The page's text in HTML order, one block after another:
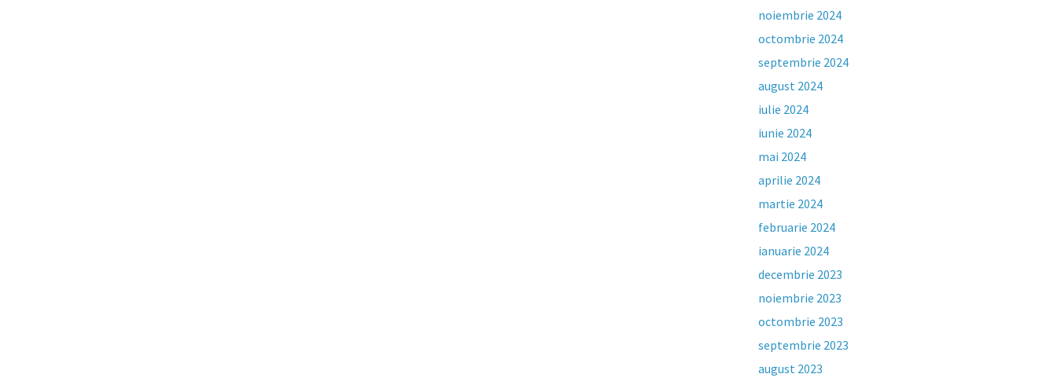
noiembrie 2024
octombrie 2024
septembrie 2024
august 2024
iulie 2024
iunie 2024
mai 2024
aprilie 2024
martie 2024
februarie 2024
ianuarie 2024
decembrie 2023
noiembrie 2023
octombrie 2023
septembrie 2023
august 2023